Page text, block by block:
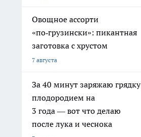
Овощное ассорти
«по‑грузински»: пикантная
заготовка с хрустом
7 августа
За 40 минут заряжаю грядку
плодородием на
3 года — вот что делаю
после лука и чеснока